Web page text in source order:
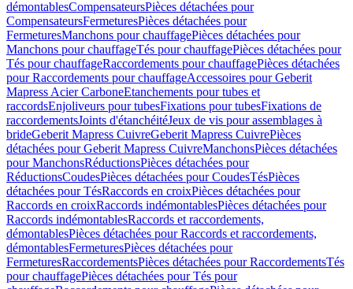
démontablesCompensateursPièces détachées pour
CompensateursFermeturesPièces détachées pour
FermeturesManchons pour chauffagePièces détachées pour
Manchons pour chauffageTés pour chauffagePièces détachées pour
Tés pour chauffageRaccordements pour chauffagePièces détachées
pour Raccordements pour chauffageAccessoires pour Geberit
Mapress Acier CarboneEtanchements pour tubes et
raccordsEnjoliveurs pour tubesFixations pour tubesFixations de
raccordementsJoints d'étanchéitéJeux de vis pour assemblages à
brideGeberit Mapress CuivreGeberit Mapress CuivrePièces
détachées pour Geberit Mapress CuivreManchonsPièces détachées
pour ManchonsRéductionsPièces détachées pour
RéductionsCoudesPièces détachées pour CoudesTésPièces
détachées pour TésRaccords en croixPièces détachées pour
Raccords en croixRaccords indémontablesPièces détachées pour
Raccords indémontablesRaccords et raccordements,
démontablesPièces détachées pour Raccords et raccordements,
démontablesFermeturesPièces détachées pour
FermeturesRaccordementsPièces détachées pour RaccordementsTés
pour chauffagePièces détachées pour Tés pour